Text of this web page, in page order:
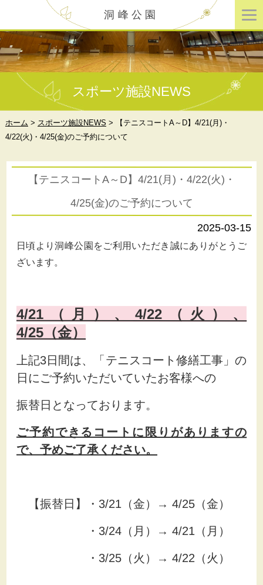
洞峰公園
スポーツ施設NEWS
ホーム > スポーツ施設NEWS >
【テニスコートA～D】4/21(月)・
4/22(火)・4/25(金)のご予約について
【テニスコートA～D】4/21(月)・4/22(火)・
4/25(金)のご予約について
2025-03-15
日頃より洞峰公園をご利用いただき誠にありがとうご
ざいます。
4/21（月）、4/22（火）、
4/25（金）
上記3日間は、「テニスコート修繕工事」の
日にご予約いただいていたお客様への
振替日となっております。
ご予約できるコートに限りがありますの
で、予めご了承ください。
【振替日】・3/21（金）→ 4/25（金）
・3/24（月）→ 4/21（月）
・3/25（火）→ 4/22（火）